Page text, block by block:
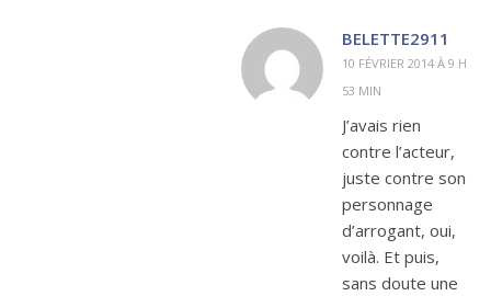
BELETTE2911
10 FÉVRIER 2014 À 9 H
53 MIN
J’avais rien
contre l’acteur,
juste contre son
personnage
d’arrogant, oui,
voilà. Et puis,
sans doute une